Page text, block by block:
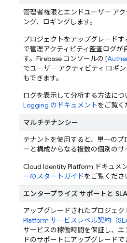
管理者権限とエンドユーザー ア
ング、ロギングします。
プロジェクトをアップグレード
で管理アクティビティ監査ログが
す。 Firebase コンソールの [
でユーザー アクティビティ ロギ
もできます。
ログを表示して分析する方法につ
Logging のドキュメントをご覧く
マルチテナンシー
テナントを使用すると、単一の
ーと構成からなる複数の個別のサ
Cloud Identity Platform ドキュメ
ーのスタートガイドをご覧くださ
エンタープライズ サポートと SLA
アップグレードされたプロジェク
Platform サービスレベル契約（
サービスの稼働時間を保証し、エ
ドのサポートにアップグレードで